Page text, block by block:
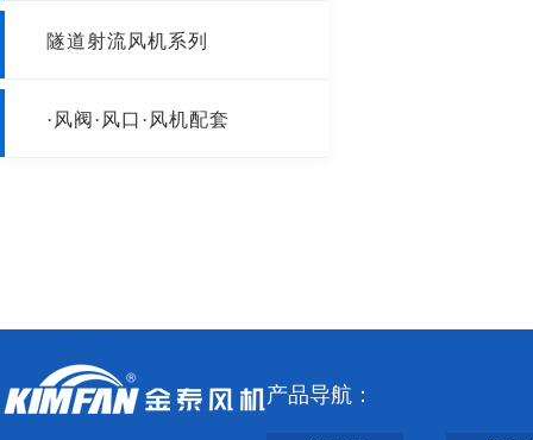
阀门
隧道射流风机系列
·风阀·风口·风机配套
产品导航：